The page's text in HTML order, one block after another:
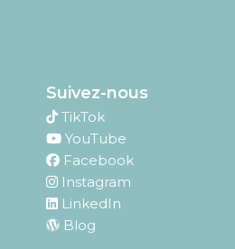
Suivez-nous
TikTok
YouTube
Facebook
Instagram
LinkedIn
Blog